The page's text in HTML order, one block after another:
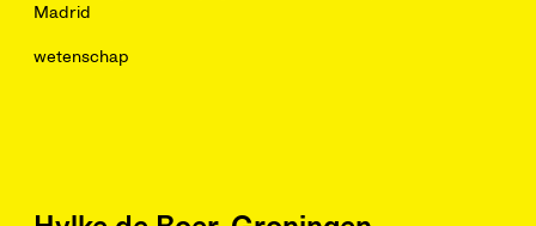
Madrid
wetenschap